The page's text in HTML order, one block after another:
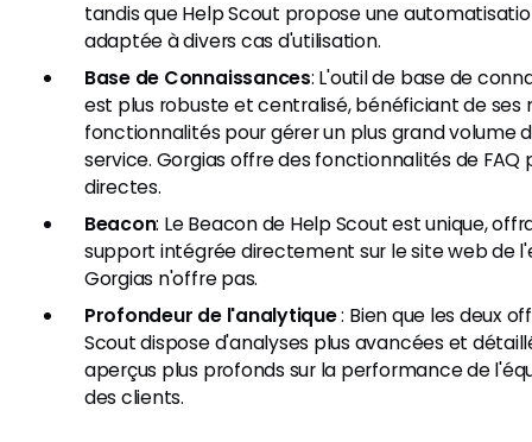
tandis que Help Scout propose une
adaptée à divers cas d'utilisation.
Base de Connaissances: L'outil de base de
est plus robuste et centralisé, bénéficiant de ses
fonctionnalités pour gérer un plus grand volume
service. Gorgias offre des fonctionnalités de FAQ
directes.
Beacon: Le Beacon de Help Scout est unique,
support intégrée directement sur le site web de
Gorgias n'offre pas.
Profondeur de l'analytique: Bien que les deux
Scout dispose d'analyses plus avancées et
aperçus plus profonds sur la performance de
des clients.